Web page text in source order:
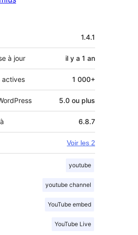
1.4.1
à jour il y a 1 an
actives 1 000+
5.0 ou plus
6.8.7
Voir les 2
youtube
youtube channel
YouTube embed
YouTube Live